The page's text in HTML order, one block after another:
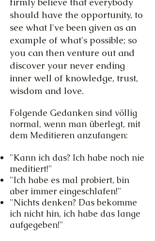
should have the opportunity, to
see what I've been given as an
example of what's possible; so
you can then venture out and
discover your never ending
inner well of knowledge, trust,
wisdom and love.
Folgende Gedanken sind völlig
normal, wenn man überlegt, mit
dem Meditieren anzufangen:
"Kann ich das? Ich habe noch nie
meditiert!"
"Ich habe es mal probiert, bin
aber immer eingeschlafen!"
"Nichts denken? Das bekomme
ich nicht hin, ich habe das lange
aufgegeben!"